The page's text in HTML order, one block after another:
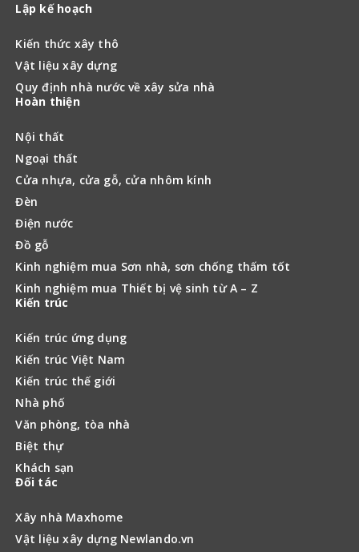
Lập kế hoạch
Kiến thức xây thô
Vật liệu xây dựng
Quy định nhà nước về xây sửa nhà
Hoàn thiện
Nội thất
Ngoại thất
Cửa nhựa, cửa gỗ, cửa nhôm kính
Đèn
Điện nước
Đồ gỗ
Kinh nghiệm mua Sơn nhà, sơn chống thấm tốt
Kinh nghiệm mua Thiết bị vệ sinh từ A – Z
Kiến trúc
Kiến trúc ứng dụng
Kiến trúc Việt Nam
Kiến trúc thế giới
Nhà phố
Văn phòng, tòa nhà
Biệt thự
Khách sạn
Đối tác
Xây nhà Maxhome
Vật liệu xây dựng Newlando.vn